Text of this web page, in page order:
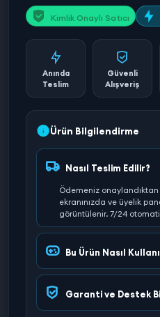
Kimlik Onaylı Satıcı
Anında
Teslim
Güvenli
Alışveriş
Ürün Bilgilendirme
Nasıl Teslim Edilir?
Ödemeniz
ekranınızda ve üyelik
görüntülenir. 7/24
Bu Ürün Nasıl
Garanti ve Destek